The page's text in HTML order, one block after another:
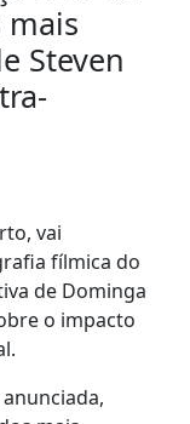
mais
Steven
vai
fílmica do
de Dominga
o impacto